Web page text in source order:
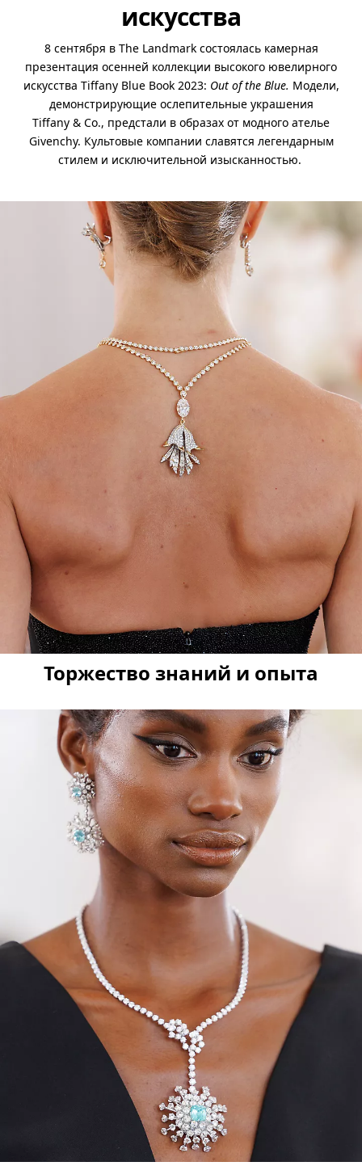
искусства
8 сентября в The Landmark состоялась камерная
презентация осенней коллекции высокого ювелирного
искусства Tiffany Blue Book 2023: Out of the Blue. Модели,
демонстрирующие ослепительные украшения
Tiffany & Co., предстали в образах от модного ателье
Givenchy. Культовые компании славятся легендарным
стилем и исключительной изысканностью.
Торжество знаний и опыта